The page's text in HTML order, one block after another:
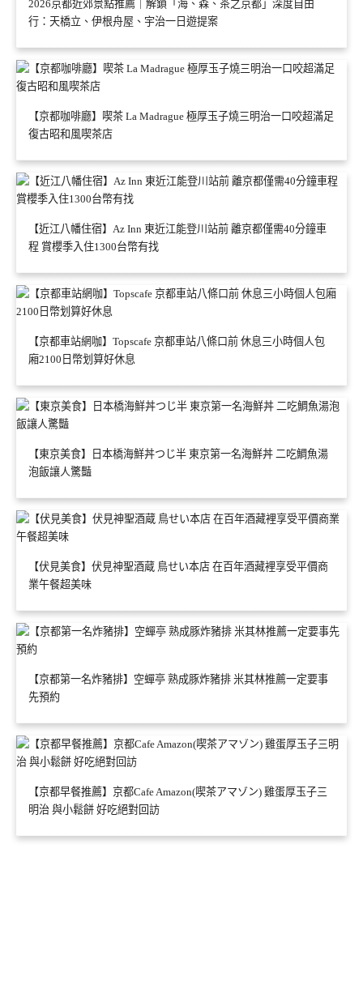
2026京都近郊景點推薦｜解鎖「海、森、茶之京都」深度自由
行：天橋立、伊根舟屋、宇治一日遊提案
【京都咖啡廳】喫茶 La Madrague 極厚玉子燒三明治一口咬超滿足
復古昭和風喫茶店
【近江八幡住宿】Az Inn 東近江能登川站前 離京都僅需40分鐘車
程 賞櫻季入住1300台幣有找
【京都車站網咖】Topscafe 京都車站八條口前 休息三小時個人包
廂2100日幣划算好休息
【東京美食】日本橋海鮮丼つじ半 東京第一名海鮮丼 二吃鯛魚湯
泡飯讓人驚豔
【伏見美食】伏見神聖酒蔵 鳥せい本店 在百年酒藏裡享受平價商
業午餐超美味
【京都第一名炸豬排】空蟬亭 熟成豚炸豬排 米其林推薦一定要事
先預約
【京都早餐推薦】京都Cafe Amazon(喫茶アマゾン) 雞蛋厚玉子三
明治 與小鬆餅 好吃絕對回訪